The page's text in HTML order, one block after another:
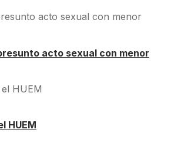
acto sexual con menor
HUEM